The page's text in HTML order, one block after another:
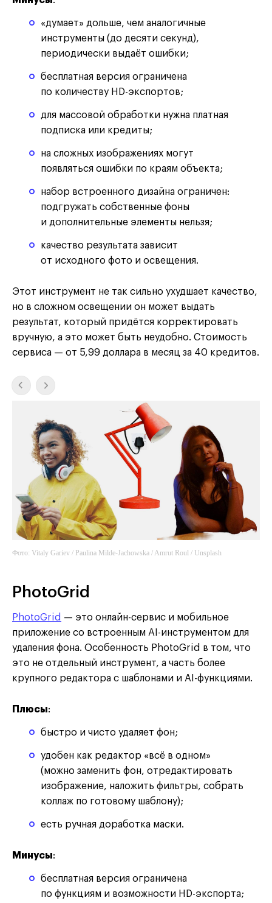
«думает» дольше, чем аналогичные
инструменты (до десяти секунд),
периодически выдаёт ошибки;
бесплатная версия ограничена
по количеству HD-экспортов;
для массовой обработки нужна платная
подписка или кредиты;
на сложных изображениях могут
появляться ошибки по краям объекта;
набор встроенного дизайна ограничен:
подгружать собственные фоны
и дополнительные элементы нельзя;
качество результата зависит
от исходного фото и освещения.
Этот инструмент не так сильно ухудшает качество,
но в сложном освещении он может выдать
результат, который придётся корректировать
вручную, а это может быть неудобно. Стоимость
сервиса — от 5,99 доллара в месяц за 40 кредитов.
Фото: Vitaly Gariev / Paulina Milde-Jachowska / Amrut Roul / Unsplash
Removal.AI
PhotoGrid
PhotoGrid — это онлайн-сервис и мобильное
приложение со встроенным AI-инструментом для
удаления фона. Особенность PhotoGrid в том, что
это не отдельный инструмент, а часть более
крупного редактора с шаблонами и AI-функциями.
Плюсы:
быстро и чисто удаляет фон;
удобен как редактор «всё в одном»
(можно заменить фон, отредактировать
изображение, наложить фильтры, собрать
коллаж по готовому шаблону);
есть ручная доработка маски.
Минусы:
бесплатная версия ограничена
по функциям и возможности HD-экспорта;